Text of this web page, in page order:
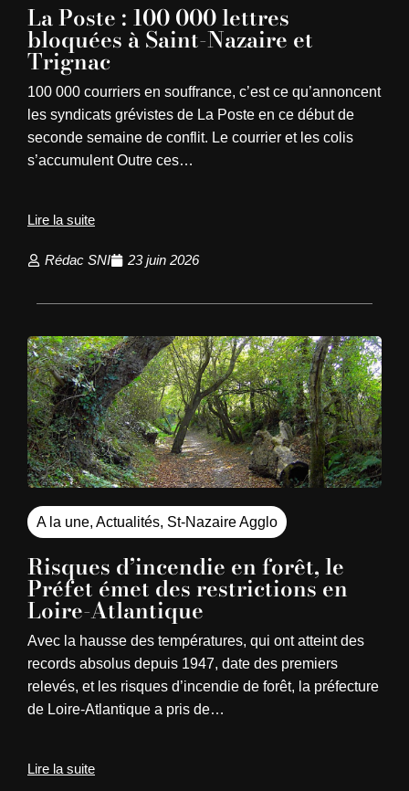
La Poste : 100 000 lettres
bloquées à Saint-Nazaire et
Trignac
100 000 courriers en souffrance, c’est ce qu’annoncent
les syndicats grévistes de La Poste en ce début de
seconde semaine de conflit. Le courrier et les colis
s’accumulent Outre ces…
Lire la suite
Rédac SNI 23 juin 2026
A la une, Actualités, St-Nazaire Agglo
Risques d’incendie en forêt, le
Préfet émet des restrictions en
Loire-Atlantique
Avec la hausse des températures, qui ont atteint des
records absolus depuis 1947, date des premiers
relevés, et les risques d’incendie de forêt, la préfecture
de Loire-Atlantique a pris de…
Lire la suite